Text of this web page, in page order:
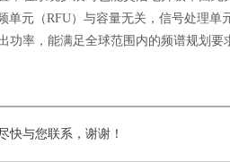
元（RFU）与容量无关，信号处理单
功率，能满足全球范围内的频谱规划要
快与您联系，谢谢！